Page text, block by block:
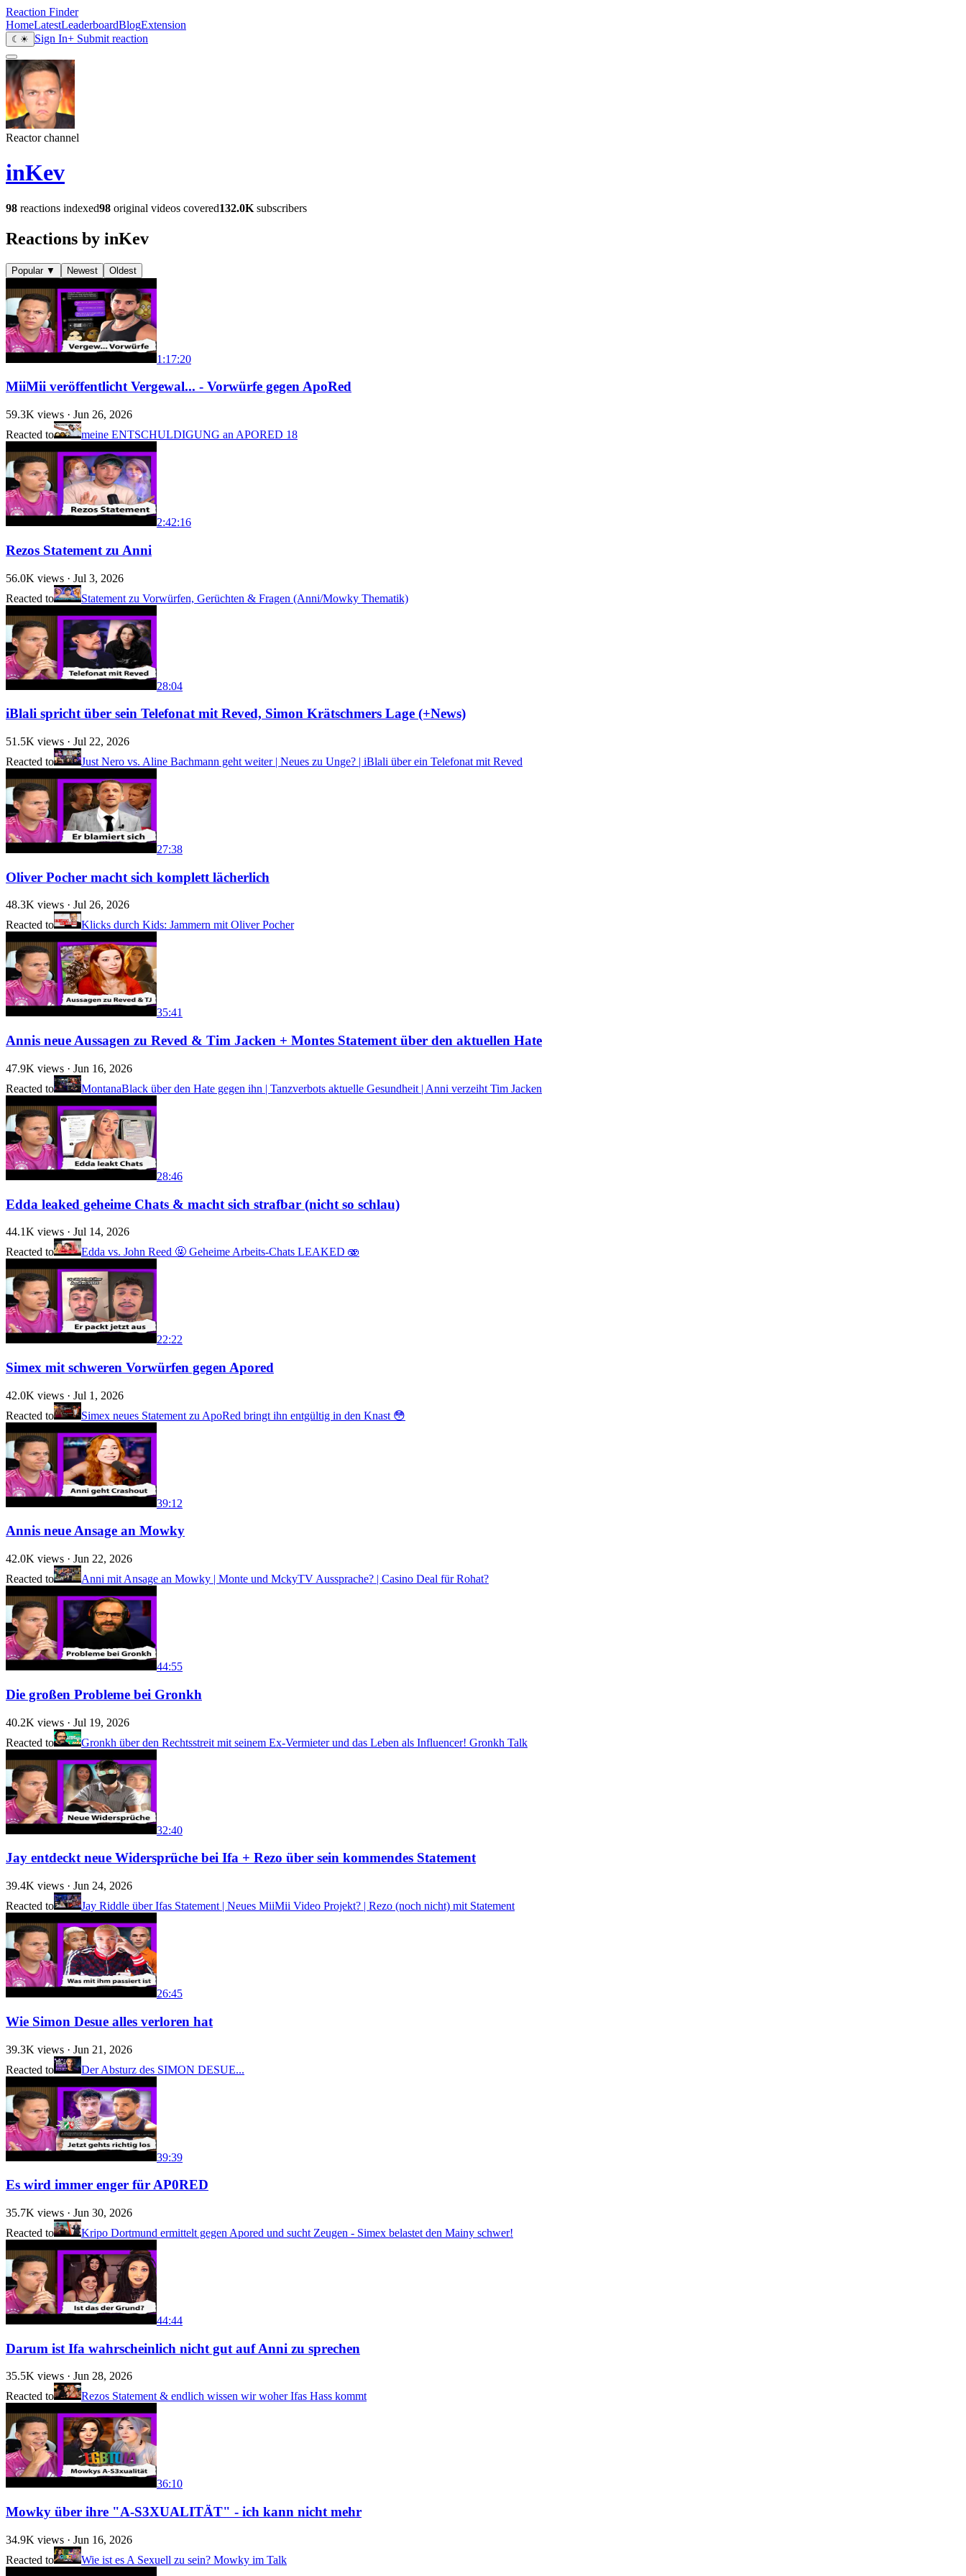
Reaction Finder
HomeLatestLeaderboardBlogExtension
☾ ☀ Sign In+ Submit reaction
Reactor channel
inKev
98 reactions indexed98 original videos covered132.0K subscribers
Reactions by inKev
Popular ▼ Newest Oldest
1:17:20
MiiMii veröffentlicht Vergewal... - Vorwürfe gegen ApoRed
59.3K views · Jun 26, 2026
Reacted to
meine ENTSCHULDIGUNG an APORED 18
2:42:16
Rezos Statement zu Anni
56.0K views · Jul 3, 2026
Reacted to
Statement zu Vorwürfen, Gerüchten & Fragen (Anni/Mowky Thematik)
28:04
iBlali spricht über sein Telefonat mit Reved, Simon Krätschmers Lage (+News)
51.5K views · Jul 22, 2026
Reacted to
Just Nero vs. Aline Bachmann geht weiter | Neues zu Unge? | iBlali über ein Telefonat mit Reved
27:38
Oliver Pocher macht sich komplett lächerlich
48.3K views · Jul 26, 2026
Reacted to
Klicks durch Kids: Jammern mit Oliver Pocher
35:41
Annis neue Aussagen zu Reved & Tim Jacken + Montes Statement über den aktuellen Hate
47.9K views · Jun 16, 2026
Reacted to
MontanaBlack über den Hate gegen ihn | Tanzverbots aktuelle Gesundheit | Anni verzeiht Tim Jacken
28:46
Edda leaked geheime Chats & macht sich strafbar (nicht so schlau)
44.1K views · Jul 14, 2026
Reacted to
Edda vs. John Reed 🤬 Geheime Arbeits-Chats LEAKED 🫨
22:22
Simex mit schweren Vorwürfen gegen Apored
42.0K views · Jul 1, 2026
Reacted to
Simex neues Statement zu ApoRed bringt ihn entgültig in den Knast 😳
39:12
Annis neue Ansage an Mowky
42.0K views · Jun 22, 2026
Reacted to
Anni mit Ansage an Mowky | Monte und MckyTV Aussprache? | Casino Deal für Rohat?
44:55
Die großen Probleme bei Gronkh
40.2K views · Jul 19, 2026
Reacted to
Gronkh über den Rechtsstreit mit seinem Ex-Vermieter und das Leben als Influencer! Gronkh Talk
32:40
Jay entdeckt neue Widersprüche bei Ifa + Rezo über sein kommendes Statement
39.4K views · Jun 24, 2026
Reacted to
Jay Riddle über Ifas Statement | Neues MiiMii Video Projekt? | Rezo (noch nicht) mit Statement
26:45
Wie Simon Desue alles verloren hat
39.3K views · Jun 21, 2026
Reacted to
Der Absturz des SIMON DESUE...
39:39
Es wird immer enger für AP0RED
35.7K views · Jun 30, 2026
Reacted to
Kripo Dortmund ermittelt gegen Apored und sucht Zeugen - Simex belastet den Mainy schwer!
44:44
Darum ist Ifa wahrscheinlich nicht gut auf Anni zu sprechen
35.5K views · Jun 28, 2026
Reacted to
Rezos Statement & endlich wissen wir woher Ifas Hass kommt
36:10
Mowky über ihre "A-S3XUALITÄT" - ich kann nicht mehr
34.9K views · Jun 16, 2026
Reacted to
Wie ist es A Sexuell zu sein? Mowky im Talk